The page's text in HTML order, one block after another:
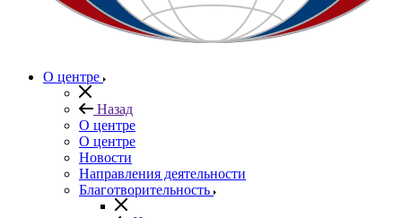
О центре
Назад
О центре
О центре
Новости
Направления деятельности
Благотворительность